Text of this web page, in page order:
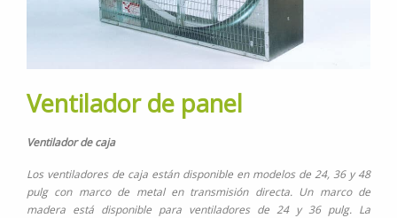
Ventilador de panel
Ventilador de caja
Los ventiladores de caja están disponible en modelos de 24, 36 y 48
pulg con marco de metal en transmisión directa. Un marco de
madera está disponible para ventiladores de 24 y 36 pulg. La